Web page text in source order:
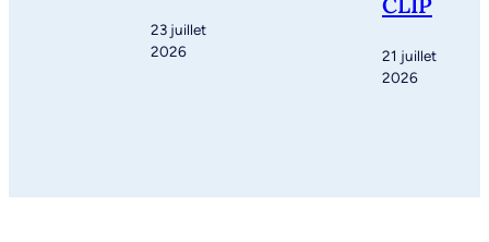
23 juillet
2026
CLIP
21 juillet
2026